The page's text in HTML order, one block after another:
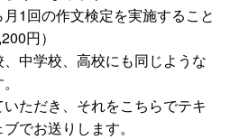
1回の作文検定を実施すること
円）
中学校、高校にも同じような
ただき、それをこちらでテキ
でお送りします。